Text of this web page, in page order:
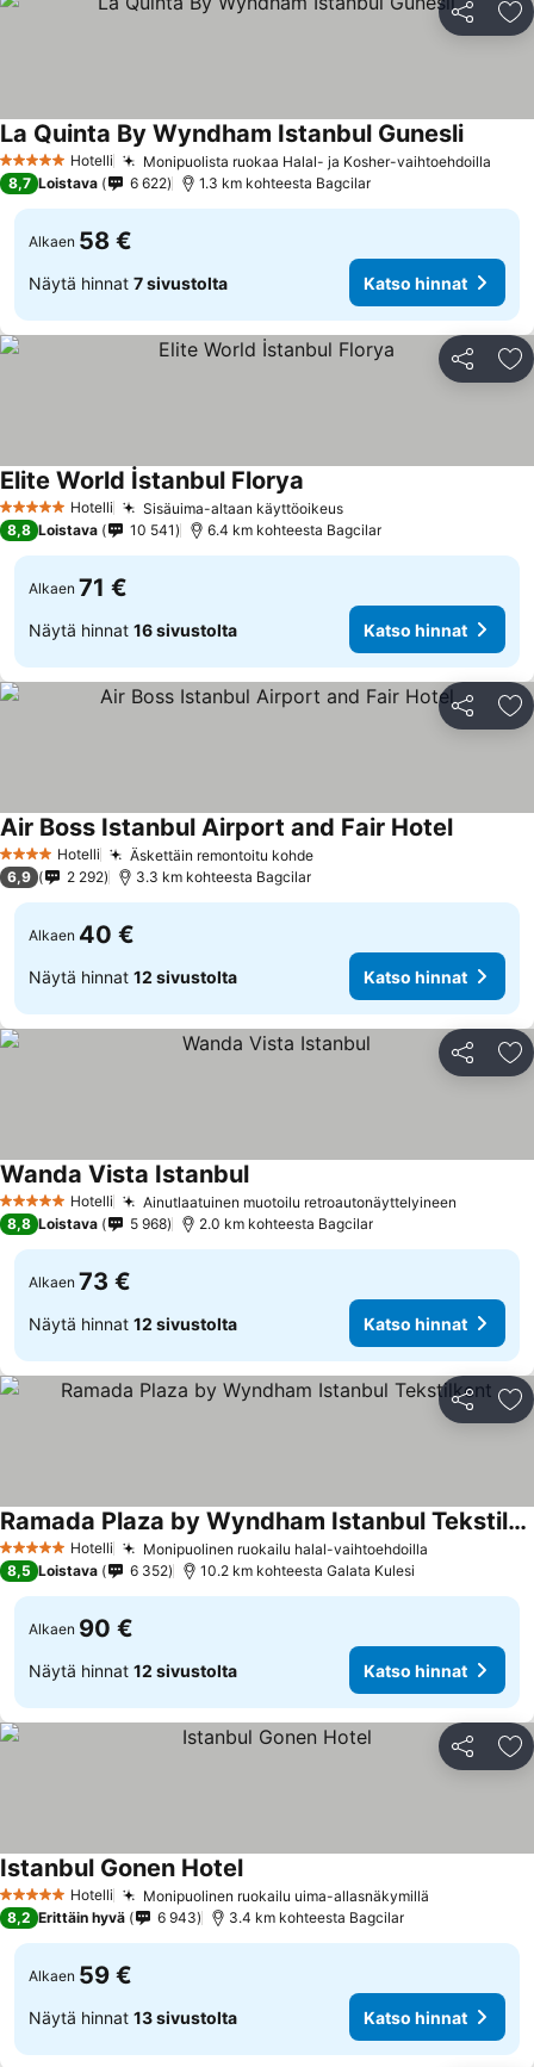
Jaa
5 Tähtiluokitus
Hotelli Monipuolista ruokaa Halal- ja Kosher-vaihtoehdoilla
La Quinta By Wyndham Istanbul Gunesli
8,7 Loistava 6 622 1.3 km kohteesta Bagcilar
Alkaen 58 €
Näytä hinnat 7 sivustolta Katso hinnat
Jaa
5 Tähtiluokitus
Hotelli Sisäuima-altaan käyttöoikeus
Elite World İstanbul Florya
8,8 Loistava 10 541 6.4 km kohteesta Bagcilar
Alkaen 71 €
Näytä hinnat 16 sivustolta Katso hinnat
Jaa
4 Tähtiluokitus
Hotelli Äskettäin remontoitu kohde
Air Boss Istanbul Airport and Fair Hotel
6,9 2 292 3.3 km kohteesta Bagcilar
Alkaen 40 €
Näytä hinnat 12 sivustolta Katso hinnat
Jaa
5 Tähtiluokitus
Hotelli Ainutlaatuinen muotoilu retroautonäyttelyineen
Wanda Vista Istanbul
8,8 Loistava 5 968 2.0 km kohteesta Bagcilar
Alkaen 73 €
Näytä hinnat 12 sivustolta Katso hinnat
Jaa
5 Tähtiluokitus
Hotelli Monipuolinen ruokailu halal-vaihtoehdoilla
Ramada Plaza by Wyndham Istanbul Tekstilkent
8,5 Loistava 6 352 10.2 km kohteesta Galata Kulesi
Alkaen 90 €
Näytä hinnat 12 sivustolta Katso hinnat
Jaa
5 Tähtiluokitus
Hotelli Monipuolinen ruokailu uima-allasnäkymillä
Istanbul Gonen Hotel
8,2 Erittäin hyvä 6 943 3.4 km kohteesta Bagcilar
Alkaen 59 €
Näytä hinnat 13 sivustolta Katso hinnat